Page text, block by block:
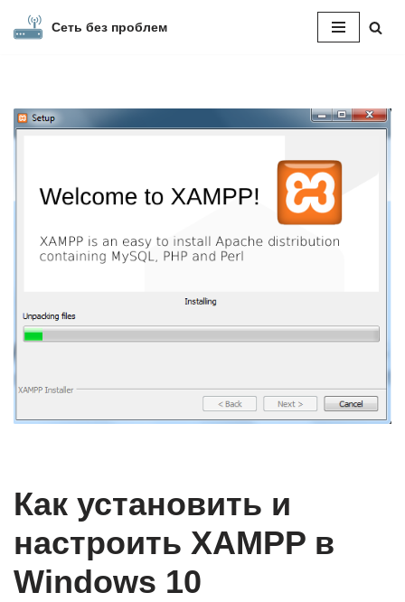
Сеть без проблем
Как установить и
настроить XAMPP в
Windows 10